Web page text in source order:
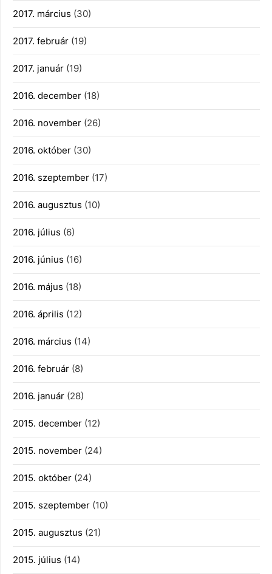
2017. március (30)
2017. február (19)
2017. január (19)
2016. december (18)
2016. november (26)
2016. október (30)
2016. szeptember (17)
2016. augusztus (10)
2016. július (6)
2016. június (16)
2016. május (18)
2016. április (12)
2016. március (14)
2016. február (8)
2016. január (28)
2015. december (12)
2015. november (24)
2015. október (24)
2015. szeptember (10)
2015. augusztus (21)
2015. július (14)